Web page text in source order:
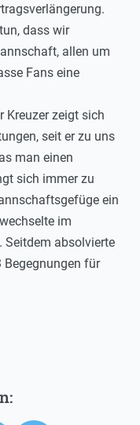
dass wir
allen um
Fans eine
Kreuzer zeigt sich
seit er zu uns
man einen
sich immer zu
ein
im
Seitdem absolvierte
Begegnungen für